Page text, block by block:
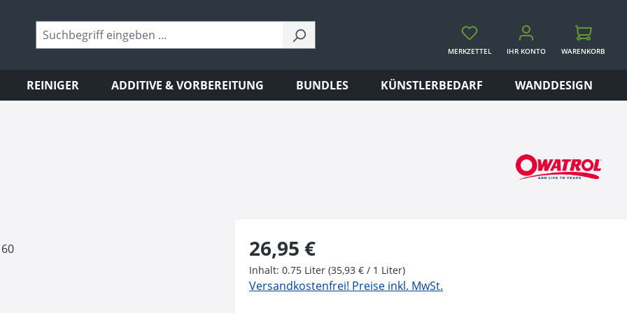
MERKZETTEL IHR KONTO
WARENKORB
REINIGER ADDITIVE & VORBEREITUNG BUNDLES KÜNSTLERBEDARF WANDDESIGN
Regulärer Preis:
26,95 €
Inhalt: 0.75 Liter (35,93 € / 1 Liter)
Versandkostenfrei! Preise inkl. MwSt.